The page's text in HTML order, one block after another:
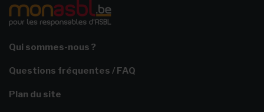
Qui sommes-nous ?
Questions fréquentes / FAQ
Plan du site